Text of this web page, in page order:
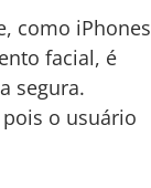
como iPhones
facial, é
segura.
o usuário